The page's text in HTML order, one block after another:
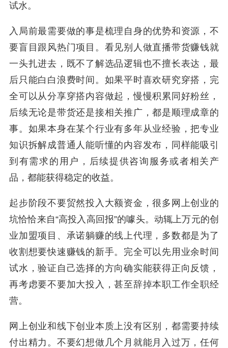
试水。
入局前最需要做的事是梳理自身的优势和资源，不
要盲目跟风热门项目。看见别人做直播带货赚钱就
一头扎进去，既不了解选品逻辑也不擅长表达，最
后只能白白浪费时间。如果平时喜欢研究穿搭，完
全可以从分享穿搭内容做起，慢慢积累同好粉丝，
后续无论是带货还是接相关推广，都是顺理成章的
事。如果本身在某个行业有多年从业经验，把专业
知识拆解成普通人能听懂的内容发布，同样能吸引
到有需求的用户，后续提供咨询服务或者相关产
品，都能获得稳定的收益。
起步阶段不要贸然投入大额资金，很多网上创业的
坑恰恰来自“高投入高回报”的噱头。动辄上万元的创
业加盟项目、承诺躺赚的线上代理，多数都是为了
收割想要快速赚钱的新手。完全可以先用业余时间
试水，验证自己选择的方向确实能获得正向反馈，
再考虑要不要加大投入，甚至辞掉本职工作全职经
营。
网上创业和线下创业本质上没有区别，都需要持续
付出精力。不要幻想做几个月就能月入过万，任何